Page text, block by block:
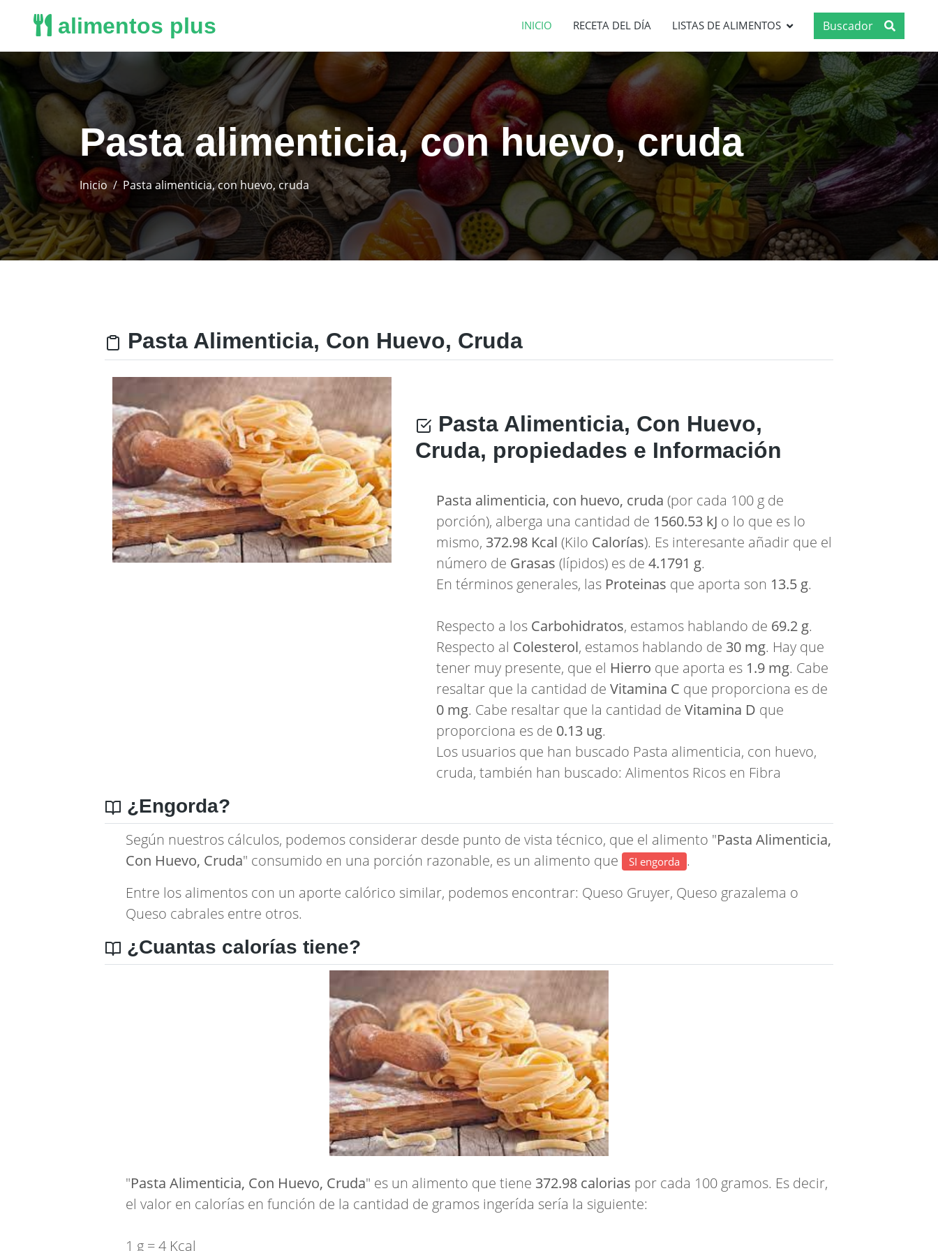
alimentos plus INICIO RECETA DEL DÍA LISTAS DE ALIMENTOS Buscador
Pasta alimenticia, con huevo, cruda
Inicio Pasta alimenticia, con huevo, cruda
Pasta Alimenticia, Con Huevo, Cruda
Pasta Alimenticia, Con Huevo,
Cruda, propiedades e Información
Pasta alimenticia, con huevo, cruda (por cada 100 g de
porción), alberga una cantidad de 1560.53 kJ o lo que es lo
mismo, 372.98 Kcal (Kilo Calorías). Es interesante añadir que el
número de Grasas (lípidos) es de 4.1791 g.
En términos generales, las Proteinas que aporta son 13.5 g.
Respecto a los Carbohidratos, estamos hablando de 69.2 g.
Respecto al Colesterol, estamos hablando de 30 mg. Hay que
tener muy presente, que el Hierro que aporta es 1.9 mg. Cabe
resaltar que la cantidad de Vitamina C que proporciona es de
0 mg. Cabe resaltar que la cantidad de Vitamina D que
proporciona es de 0.13 ug.
Los usuarios que han buscado Pasta alimenticia, con huevo,
cruda, también han buscado: Alimentos Ricos en Fibra
¿Engorda?
Según nuestros cálculos, podemos considerar desde punto de vista técnico, que el alimento "Pasta Alimenticia,
Con Huevo, Cruda" consumido en una porción razonable, es un alimento que SI engorda .
Entre los alimentos con un aporte calórico similar, podemos encontrar: Queso Gruyer, Queso grazalema o
Queso cabrales entre otros.
¿Cuantas calorías tiene?
"Pasta Alimenticia, Con Huevo, Cruda" es un alimento que tiene 372.98 calorias por cada 100 gramos. Es decir,
el valor en calorías en función de la cantidad de gramos ingerída sería la siguiente:
1 g = 4 Kcal